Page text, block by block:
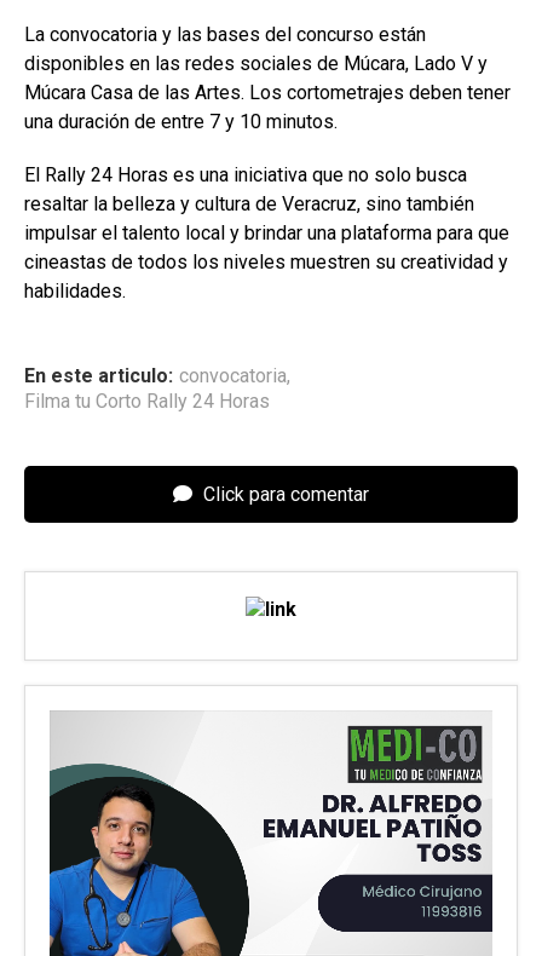
La convocatoria y las bases del concurso están
disponibles en las redes sociales de Múcara, Lado V y
Múcara Casa de las Artes. Los cortometrajes deben tener
una duración de entre 7 y 10 minutos.
El Rally 24 Horas es una iniciativa que no solo busca
resaltar la belleza y cultura de Veracruz, sino también
impulsar el talento local y brindar una plataforma para que
cineastas de todos los niveles muestren su creatividad y
habilidades.
En este articulo: convocatoria,
Filma tu Corto Rally 24 Horas
Click para comentar